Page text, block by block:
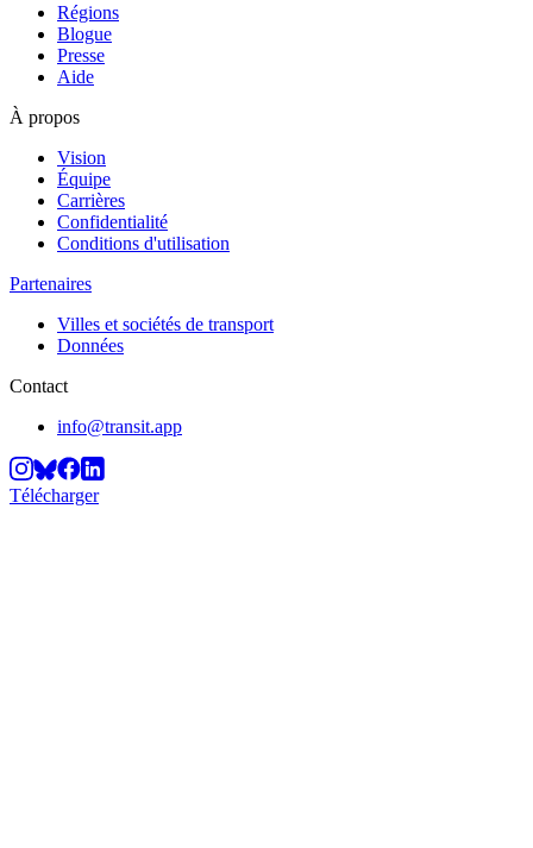
Régions
Blogue
Presse
Aide
À propos
Vision
Équipe
Carrières
Confidentialité
Conditions d'utilisation
Partenaires
Villes et sociétés de transport
Données
Contact
info@transit.app
Télécharger